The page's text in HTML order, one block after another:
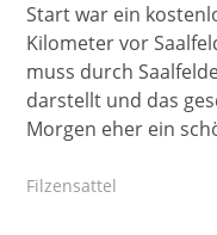
Start war ein
Kilometer vor
muss durch
darstellt und das
Morgen eher ein
Filzensattel